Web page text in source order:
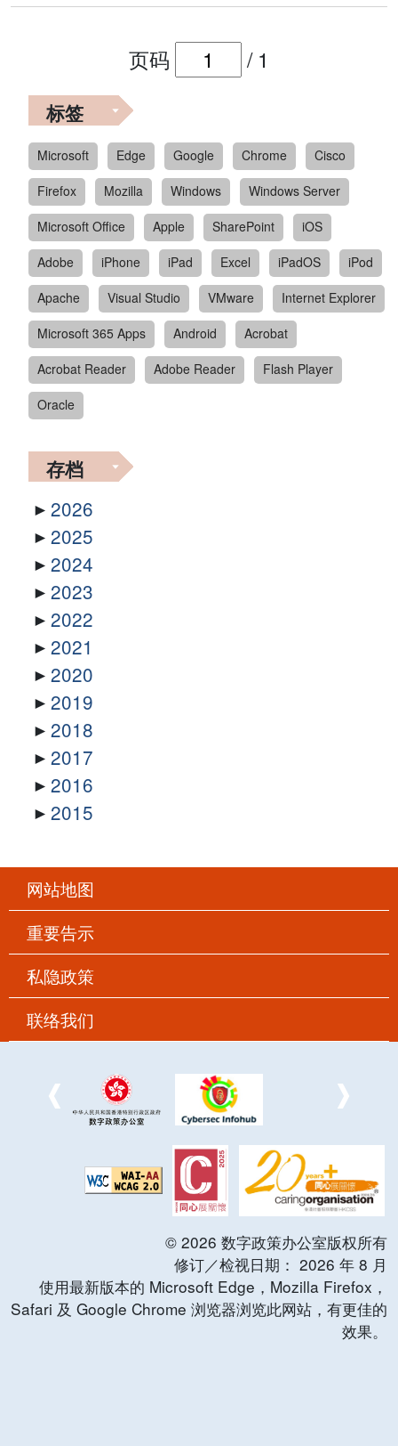
页码 / 1
标签
Microsoft Edge Google Chrome
Cisco
Firefox
Mozilla Windows
Windows Server
Microsoft Office
Apple SharePoint
iOS
Adobe
iPhone iPad Excel iPadOS
iPod
Apache
Visual Studio VMware
Internet Explorer
Microsoft 365 Apps
Android
Acrobat
Acrobat Reader
Adobe Reader
Flash Player
Oracle
存档
2026
2025
2024
2023
2022
2021
2020
2019
2018
2017
2016
2015
网站地图
重要告示
私隐政策
联络我们
© 2026 数字政策办公室版权所有
修订／检视日期： 2026 年 8 月
使用最新版本的 Microsoft Edge，Mozilla Firefox，
Safari 及 Google Chrome 浏览器浏览此网站，有更佳的
效果。